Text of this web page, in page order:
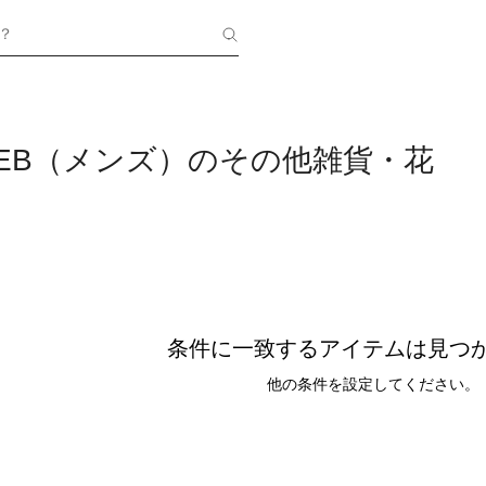
（メンズ）のその他雑貨・花
条件に一致するアイテムは見つ
他の条件を設定してください。